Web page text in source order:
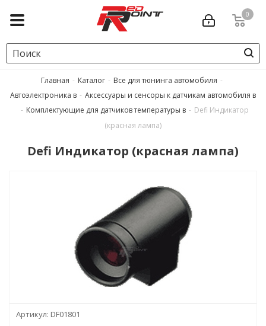
0
Главная - Каталог - Все для тюнинга автомобиля -
Автоэлектроника в - Аксессуары и сенсоры к датчикам автомобиля в
- Комплектующие для датчиков температуры в - Defi Индикатор
(красная лампа)
Defi Индикатор (красная лампа)
Артикул: DF01801